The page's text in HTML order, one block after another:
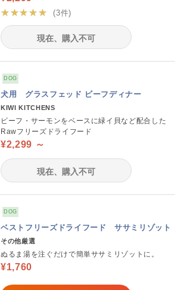
★★★★★
(3件)
現在、購入不可
DOG
犬用 グラスフェッド ビーフディナー
KIWI KITCHENS
ビーフ・サーモンをベースに緑イ貝など配合した
Rawフリーズドライフード
¥2,299 ～
現在、購入不可
DOG
ベストフリーズドライフード ササミリゾット
その他厳選
ぬるま湯を注ぐだけで簡単ササミリゾットに。
¥1,760